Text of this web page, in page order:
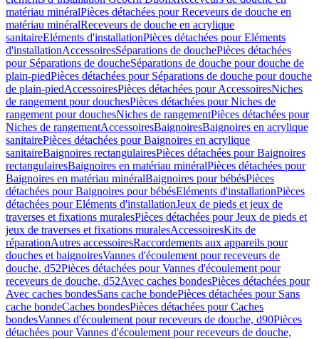
matériau minéralPièces détachées pour Receveurs de douche en
matériau minéralReceveurs de douche en acrylique
sanitaireEléments d'installationPièces détachées pour Eléments
d'installationAccessoiresSéparations de douchePièces détachées
pour Séparations de doucheSéparations de douche pour douche de
plain-piedPièces détachées pour Séparations de douche pour douche
de plain-piedAccessoiresPièces détachées pour AccessoiresNiches
de rangement pour douchesPièces détachées pour Niches de
rangement pour douchesNiches de rangementPièces détachées pour
Niches de rangementAccessoiresBaignoiresBaignoires en acrylique
sanitairePièces détachées pour Baignoires en acrylique
sanitaireBaignoires rectangulairesPièces détachées pour Baignoires
rectangulairesBaignoires en matériau minéralPièces détachées pour
Baignoires en matériau minéralBaignoires pour bébésPièces
détachées pour Baignoires pour bébésEléments d'installationPièces
détachées pour Eléments d'installationJeux de pieds et jeux de
traverses et fixations muralesPièces détachées pour Jeux de pieds et
jeux de traverses et fixations muralesAccessoiresKits de
réparationAutres accessoiresRaccordements aux appareils pour
douches et baignoiresVannes d'écoulement pour receveurs de
douche, d52Pièces détachées pour Vannes d'écoulement pour
receveurs de douche, d52Avec caches bondesPièces détachées pour
Avec caches bondesSans cache bondePièces détachées pour Sans
cache bondeCaches bondesPièces détachées pour Caches
bondesVannes d'écoulement pour receveurs de douche, d90Pièces
détachées pour Vannes d'écoulement pour receveurs de douche,